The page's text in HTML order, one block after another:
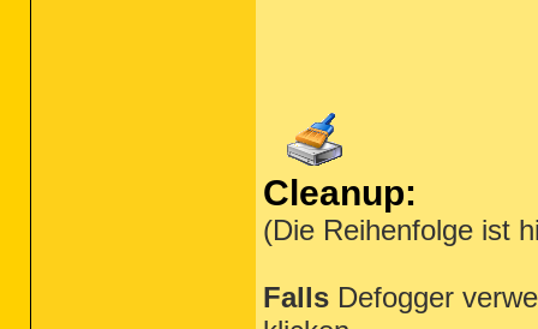
Cleanup:
(Die Reihenfolge ist
Falls Defogger